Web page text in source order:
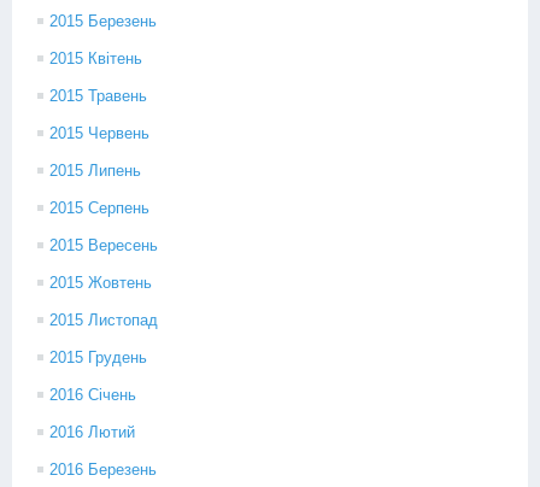
2015 Березень
2015 Квітень
2015 Травень
2015 Червень
2015 Липень
2015 Серпень
2015 Вересень
2015 Жовтень
2015 Листопад
2015 Грудень
2016 Січень
2016 Лютий
2016 Березень